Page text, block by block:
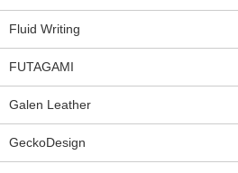
Fluid Writing
FUTAGAMI
Galen Leather
GeckoDesign